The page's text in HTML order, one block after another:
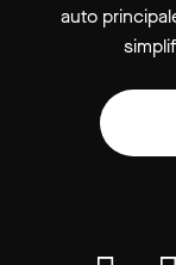
auto